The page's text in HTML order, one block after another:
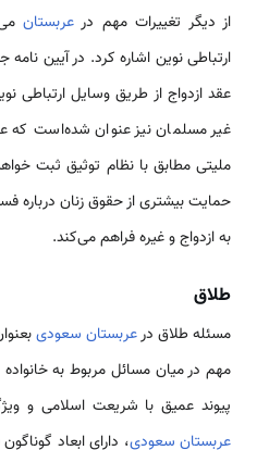
از دیگر تغییرات مهم درعربستان
ارتباطی نوین اشاره کرد. در آیین
عقد ازدواج از طریق وسایل ارتباطی
غیر مسلمان نیز عنوان شده‌است که
ملیتی مطابق با نظام توثیق ثبت
حمایت بیشتری از حقوق زنان درباره
به ازدواج و غیره فراهم می‌کند.
طلاق
مسئله طلاق درعربستان سعودی
مهم در میان مسائل مربوط به
پیوند عمیق با شریعت اسلامی و
عربستان سعودی، دارای ابعاد